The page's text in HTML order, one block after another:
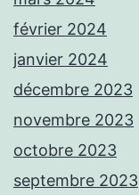
février 2024
janvier 2024
décembre 2023
novembre 2023
octobre 2023
septembre 2023